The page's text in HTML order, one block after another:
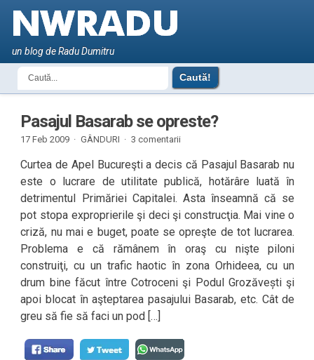
un blog de Radu Dumitru
Pasajul Basarab se opreste?
17 Feb 2009 · GÂNDURI · 3 comentarii
Curtea de Apel Bucureşti a decis că Pasajul Basarab nu
este o lucrare de utilitate publică, hotărâre luată în
detrimentul Primăriei Capitalei. Asta înseamnă că se
pot stopa exproprierile şi deci şi construcţia. Mai vine o
criză, nu mai e buget, poate se opreşte de tot lucrarea.
Problema e că rămânem în oraş cu nişte piloni
construiţi, cu un trafic haotic în zona Orhideea, cu un
drum bine făcut între Cotroceni şi Podul Grozăvești şi
apoi blocat în aşteptarea pasajului Basarab, etc. Cât de
greu să fie să faci un pod […]